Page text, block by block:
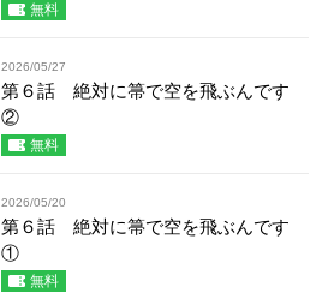
無料
2026/05/27
第６話 絶対に箒で空を飛ぶんです
②
無料
2026/05/20
第６話 絶対に箒で空を飛ぶんです
①
無料